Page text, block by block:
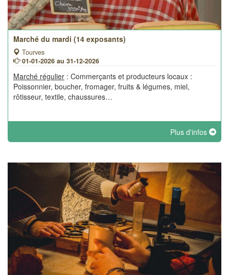
Marché du mardi (14 exposants)
Tourves
01-01-2026 au 31-12-2026
Marché régulier : Commerçants et producteurs locaux :
Poissonnier, boucher, fromager, fruits & légumes, miel,
rôtisseur, textile, chaussures…
Plus d'infos